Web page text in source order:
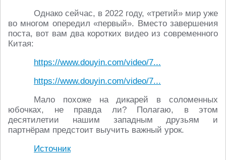
Однако сейчас, в 2022 году, «третий» мир уже
во многом опередил «первый». Вместо завершения
поста, вот вам два коротких видео из современного
Китая:
https://www.douyin.com/video/7...
https://www.douyin.com/video/7...
Мало похоже на дикарей в соломенных
юбочках, не правда ли? Полагаю, в этом
десятилетии нашим западным друзьям и
партнёрам предстоит выучить важный урок.
Источник